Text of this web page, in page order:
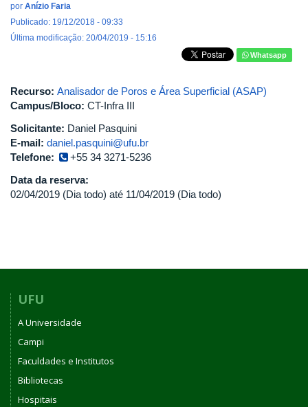
por Anízio Faria
Publicado: 19/12/2018 - 09:33
Última modificação: 20/04/2019 - 15:16
Whatsapp
Recurso: Analisador de Poros e Área Superficial (ASAP)
Campus/Bloco: CT-Infra III
Solicitante: Daniel Pasquini
E-mail: daniel.pasquini@ufu.br
Telefone:
+55 34 3271-5236
Data da reserva:
02/04/2019 (Dia todo) até 11/04/2019 (Dia todo)
UFU
A Universidade
Campi
Faculdades e Institutos
Bibliotecas
Hospitais